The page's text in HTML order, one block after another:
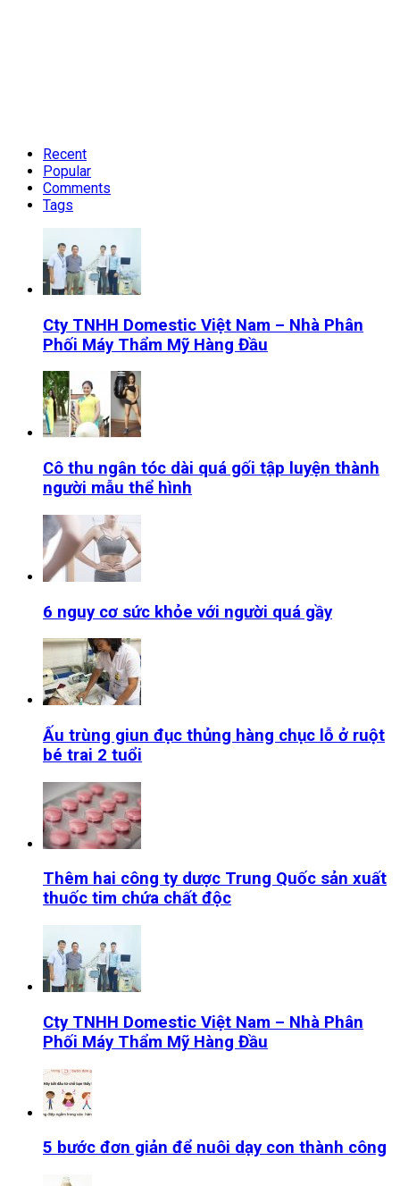
Recent
Popular
Comments
Tags
Cty TNHH Domestic Việt Nam – Nhà Phân
Phối Máy Thẩm Mỹ Hàng Đầu
Cô thu ngân tóc dài quá gối tập luyện thành
người mẫu thể hình
6 nguy cơ sức khỏe với người quá gầy
Ấu trùng giun đục thủng hàng chục lỗ ở ruột
bé trai 2 tuổi
Thêm hai công ty dược Trung Quốc sản xuất
thuốc tim chứa chất độc
Cty TNHH Domestic Việt Nam – Nhà Phân
Phối Máy Thẩm Mỹ Hàng Đầu
5 bước đơn giản để nuôi dạy con thành công